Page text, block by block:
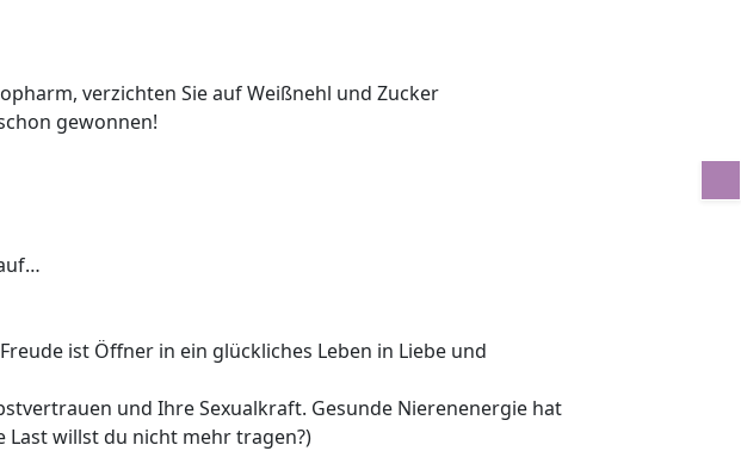
verzichten Sie auf Weißnehl und Zucker
gewonnen!
ist Öffner in ein glückliches Leben in Liebe und
und Ihre Sexualkraft. Gesunde Nierenenergie hat
Last willst du nicht mehr tragen?)